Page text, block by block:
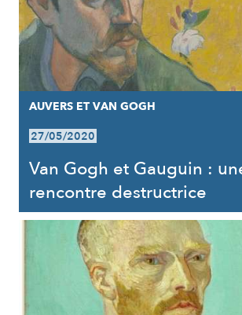
AUVERS ET VAN GOGH
27/05/2020
Van Gogh et Gauguin :
rencontre destructrice